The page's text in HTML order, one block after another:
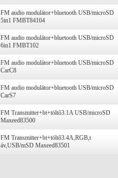
FM audio modulátor+bluetooth USB/microSD
5in1 FMBT84104
FM audio modulátor+bluetooth USB/microSD
6in1 FMBT102
FM audio modulátor+bluetooth USB/microSD
CarC8
FM audio modulátor+bluetooth USB/microSD
CarS7
FM Transmitter+bt+töltő3.1A USB/microSD
Maxeed83500
FM Transmitter+bt+töltő3.4A,RGB,t
áv,USB/mSD Maxeed83501